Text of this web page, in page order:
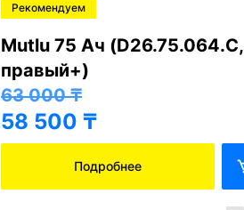
Рекомендуем
Mutlu 75 Ач (D26.75.064.C,
правый+)
63 000₸
58 500 ₸
Подробнее